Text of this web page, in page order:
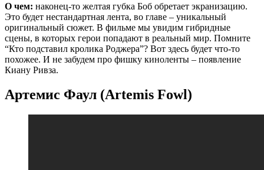
О чем: наконец-то желтая губка Боб обретает экранизацию.
Это будет нестандартная лента, во главе – уникальный
оригинальный сюжет. В фильме мы увидим гибридные
сцены, в которых герои попадают в реальный мир. Помните
“Кто подставил кролика Роджера”? Вот здесь будет что-то
похожее. И не забудем про фишку киноленты – появление
Киану Ривза.
Артемис Фаул (Artemis Fowl)